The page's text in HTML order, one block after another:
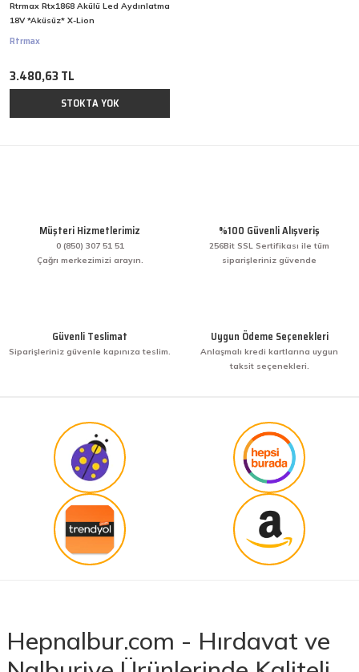
Rtrmax Rtx1868 Akülü Led Aydınlatma
18V *Aküsüz* X-Lion
Rtrmax
3.480,63 TL
STOKTA YOK
Müşteri Hizmetlerimiz
0 (850) 307 51 51
Çağrı merkezimizi arayın.
%100 Güvenli Alışveriş
256Bit SSL Sertifikası ile tüm
siparişleriniz güvende
Güvenli Teslimat
Siparişleriniz güvenle kapınıza teslim.
Uygun Ödeme Seçenekleri
Anlaşmalı kredi kartlarına uygun
taksit seçenekleri.
Hepnalbur.com - Hırdavat ve